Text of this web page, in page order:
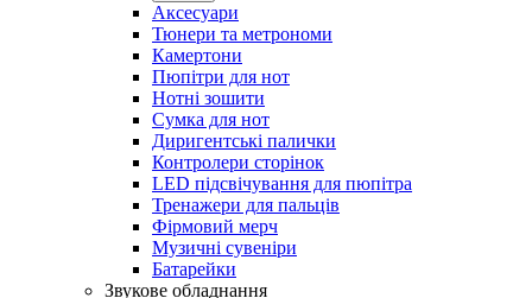
Аксесуари
Тюнери та метрономи
Камертони
Пюпітри для нот
Нотні зошити
Сумка для нот
Диригентські палички
Контролери сторінок
LED підсвічування для пюпітра
Тренажери для пальців
Фірмовий мерч
Музичні сувеніри
Батарейки
Звукове обладнання